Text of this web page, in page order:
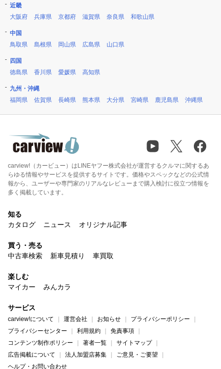
近畿
大阪府
兵庫県 京都府 滋賀県 奈良県 和歌山県
中国
鳥取県
島根県 岡山県 広島県 山口県
四国
徳島県
香川県 愛媛県 高知県
九州・沖縄
福岡県
佐賀県 長崎県 熊本県 大分県 宮崎県 鹿児島県 沖縄県
carview!（カービュー）はLINEヤフー株式会社が運営するクルマに関するあ
らゆる情報やサービスを提供するサイトです。価格やスペックなどの公式情
報から、ユーザーや専門家のリアルなレビューまで購入検討に役立つ情報を
多く掲載しています。
知る
カタログ
ニュース オリジナル記事
買う・売る
中古車検索
新車見積り 車買取
楽しむ
マイカー
みんカラ
サービス
carview!について 運営会社 お知らせ
プライバシーポリシー
プライバシーセンター
利用規約
免責事項
コンテンツ制作ポリシー
著者一覧
サイトマップ
広告掲載について
法人加盟店募集
ご意見・ご要望
ヘルプ・お問い合わせ